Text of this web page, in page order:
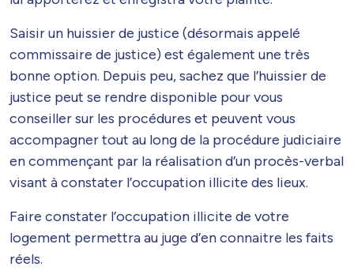
Saisir un huissier de justice (désormais appelé
commissaire de justice) est également une très
bonne option. Depuis peu, sachez que l’huissier de
justice peut se rendre disponible pour vous
conseiller sur les procédures et peuvent vous
accompagner tout au long de la procédure judiciaire
en commençant par la réalisation d’un procès-verbal
visant à constater l’occupation illicite des lieux.
Faire constater l’occupation illicite de votre
logement permettra au juge d’en connaitre les faits
réels.